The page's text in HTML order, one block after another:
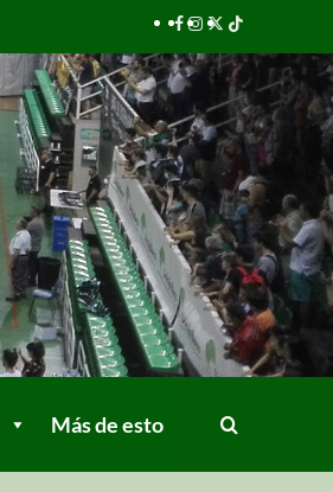
Más de esto